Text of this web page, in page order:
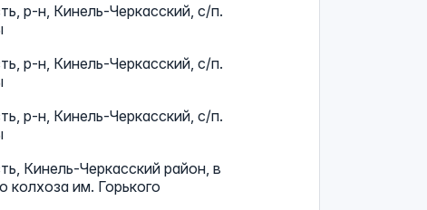
р-н, Кинель-Черкасский, с/п.
р-н, Кинель-Черкасский, с/п.
р-н, Кинель-Черкасский, с/п.
Кинель-Черкасский район, в
колхоза им. Горького